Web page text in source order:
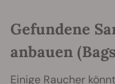
Gefundene
anbauen
Einige Raucher